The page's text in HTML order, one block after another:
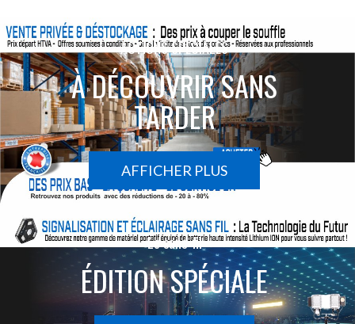
ACTIONS SPÉCIALES
À DÉCOUVRIR SANS
TARDER
AFFICHER PLUS
Le sans-fil
ÉDITION SPÉCIALE